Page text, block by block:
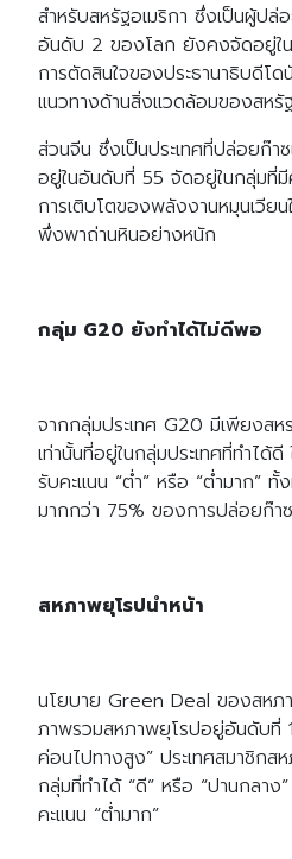
Search
for:
สำหรับสหรัฐอเมริกา ซึ่งเป็นผู้ปล่
อันดับ 2 ของโลก ยังคงจัดอยู่ใน
การตัดสินใจของประธานาธิบดี
แนวทางด้านสิ่งแวดล้อมของสหรั
ส่วนจีน ซึ่งเป็นประเทศที่ปล่อยก๊า
อยู่ในอันดับที่ 55 จัดอยู่ในกลุ่มที่มี
การเติบโตของพลังงานหมุนเวีย
พึ่งพาถ่านหินอย่างหนัก
กลุ่ม G20 ยังทำได้ไม่ดีพอ
จากกลุ่มประเทศ G20 มีเพียงสห
เท่านั้นที่อยู่ในกลุ่มประเทศที่ทำได้
รับคะแนน “ต่ำ” หรือ “ต่ำมาก”
มากกว่า 75% ของการปล่อยก๊า
สหภาพยุโรปนำหน้า
นโยบาย Green Deal ของสหภ
ภาพรวมสหภาพยุโรปอยู่อันดับที่
ค่อนไปทางสูง” ประเทศสมาชิกส
กลุ่มที่ทำได้ “ดี” หรือ “ปานกลาง”
คะแนน “ต่ำมาก”